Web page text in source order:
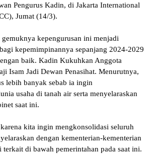
Pengurus Kadin, di Jakarta International
Jumat (14/3).
kepengurusan ini menjadi
kepemimpinannya sepanjang 2024-2029
baik. Kadin Kukuhkan Anggota
Isam Jadi Dewan Penasihat. Menurutnya,
lebih banyak sebab ia ingin
usaha di tanah air serta menyelaraskan
saat ini.
kita ingin mengkonsolidasi seluruh
dengan kementerian-kementerian
di bawah pemerintahan pada saat ini.